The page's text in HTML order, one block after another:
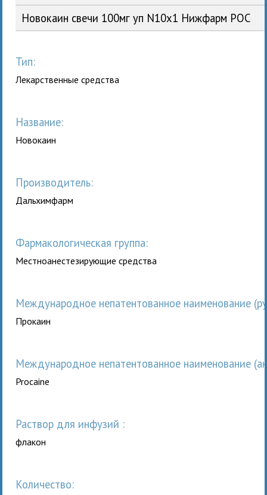
Новокаин свечи 100мг уп N10x1 Нижфарм РОС
Тип:
Лекарственные средства
Название:
Новокаин
Производитель:
Дальхимфарм
Фармакологическая группа:
Местноанестезирующие средства
Международное непатентованное наименование
Прокаин
Международное непатентованное наименование
Procaine
раствор для инфузий :
флакон
Количество: